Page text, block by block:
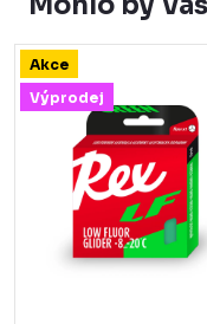
Akce
Výprodej